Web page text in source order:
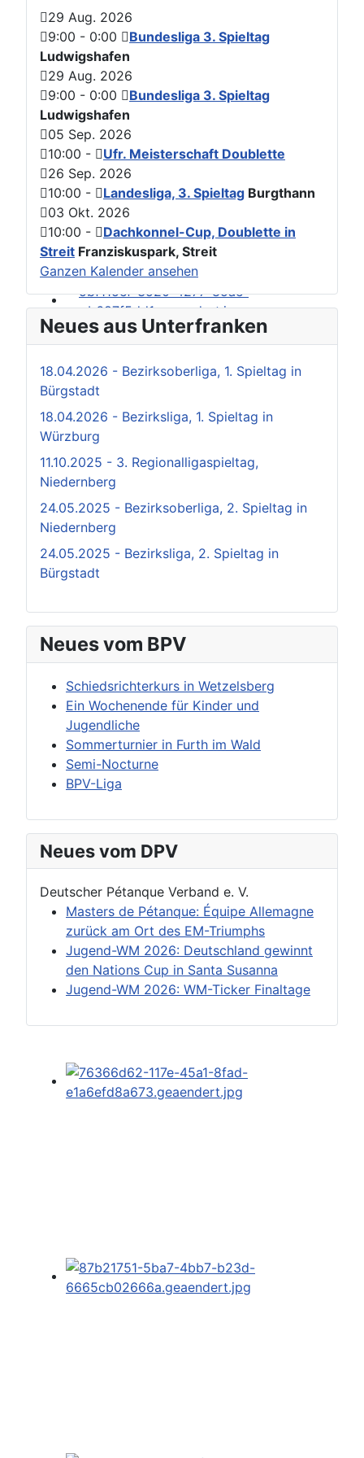
29 Aug. 2026
9:00 - 0:00
Bundesliga 3. Spieltag
Ludwigshafen
29 Aug. 2026
9:00 - 0:00
Bundesliga 3. Spieltag
Ludwigshafen
05 Sep. 2026
10:00 -
Ufr. Meisterschaft Doublette
26 Sep. 2026
10:00 - Landesliga, 3. Spieltag Burgthann
03 Okt. 2026
10:00 -
Dachkonnel-Cup, Doublette in
Streit Franziskuspark, Streit
Ganzen Kalender ansehen
Neues aus Unterfranken
18.04.2026 - Bezirksoberliga, 1. Spieltag in
Bürgstadt
18.04.2026 - Bezirksliga, 1. Spieltag in
Würzburg
11.10.2025 - 3. Regionalligaspieltag,
Niedernberg
24.05.2025 - Bezirksoberliga, 2. Spieltag in
Niedernberg
24.05.2025 - Bezirksliga, 2. Spieltag in
Bürgstadt
Neues vom BPV
Schiedsrichterkurs in Wetzelsberg
Ein Wochenende für Kinder und
Jugendliche
Sommerturnier in Furth im Wald
Semi-Nocturne
BPV-Liga
Neues vom DPV
Deutscher Pétanque Verband e. V.
Masters de Pétanque: Équipe Allemagne
zurück am Ort des EM-Triumphs
Jugend-WM 2026: Deutschland gewinnt
den Nations Cup in Santa Susanna
Jugend-WM 2026: WM-Ticker Finaltage